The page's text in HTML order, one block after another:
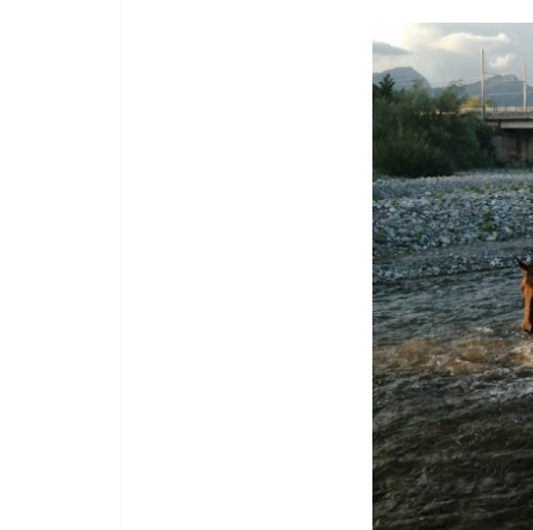
WEB E COMUNICAZIONE
COME
CAMPAGNA
1 Ottobre 2021 Felice